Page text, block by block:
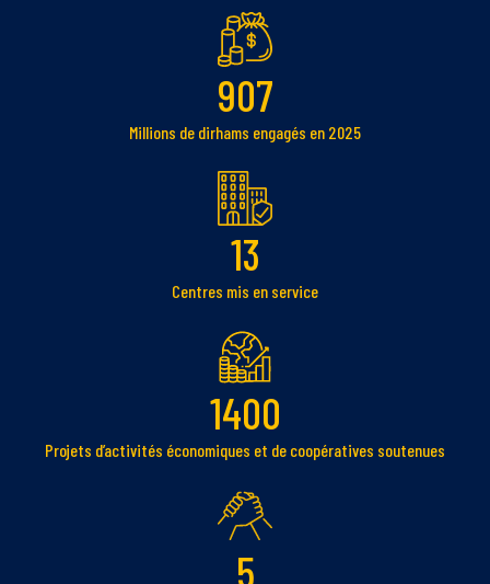
907
Millions de dirhams engagés en 2025
13
Centres mis en service
1400
Projets d’activités économiques et de coopératives soutenues
5